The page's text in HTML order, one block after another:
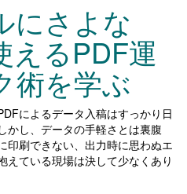
にさよな
えるPDF運
術を学ぶ
によるデータ入稿はすっかり日
かし、データの手軽さとは裏腹
印刷できない、出力時に思わぬエ
えている現場は決して少なくあり